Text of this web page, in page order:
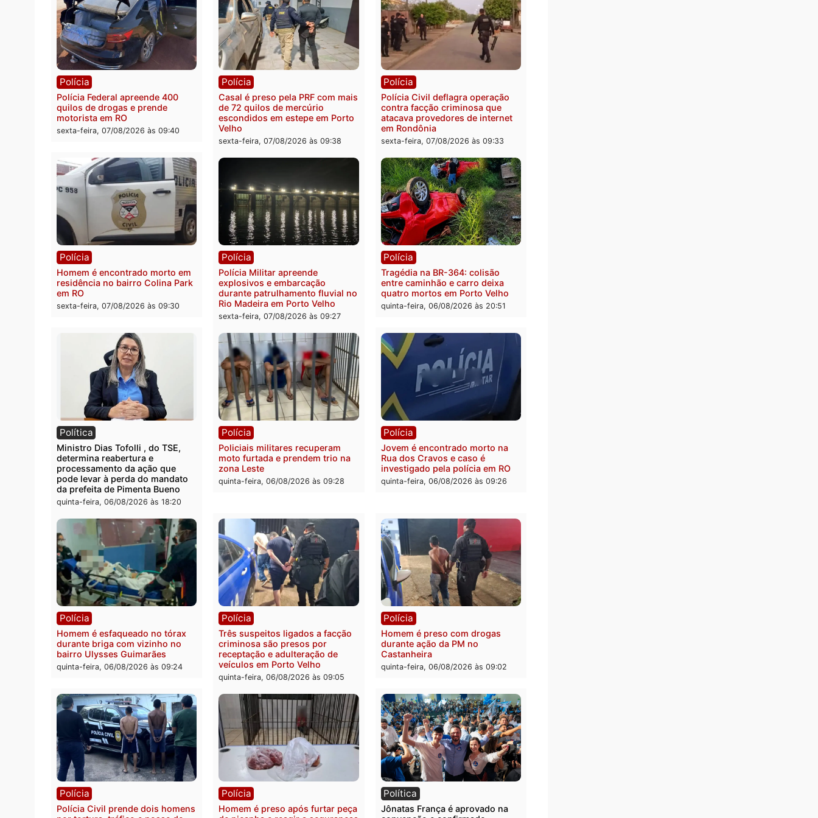
Política
Marcos Rogério apresenta Plano
de Governo com 228 projetos,
metas públicas e
acompanhamento de resultados
sexta-feira, 07/08/2026 às 18:49
Política
Eleições 2026: Pastor Evanildo
pode ser o primeiro pastor de
Rondônia na Câmara Federal
sexta-feira, 07/08/2026 às 18:36
Polícia
2 MILHÕES – Unnesa apresenta
operação alvo da PF
sexta-feira, 07/08/2026 às 12:24
Polícia
Polícia Federal apreende 400
quilos de drogas e prende
motorista em RO
sexta-feira, 07/08/2026 às 09:40
Polícia
Casal é preso pela PRF com mais
de 72 quilos de mercúrio
escondidos em estepe em Porto
Velho
sexta-feira, 07/08/2026 às 09:38
Polícia
contra facção criminosa que
atacava provedores de internet
em Rondônia
sexta-feira, 07/08/2026 às 09:33
Polícia
Homem é encontrado morto em
residência no bairro Colina Park
em RO
sexta-feira, 07/08/2026 às 09:30
Polícia
Polícia Militar apreende
explosivos e embarcação
durante patrulhamento fluvial no
Rio Madeira em Porto Velho
Tragédia na BR-364: colisão
entre caminhão e carro deixa
quatro mortos em Porto Velho
Política
Ministro Dias Tofolli , do TSE,
determina reabertura e
processamento da ação que
da prefeita de Pimenta Bueno
quinta-feira, 06/08/2026 às 18:20
Polícia
Policiais militares recuperam
moto furtada e prendem trio na
zona Leste
Polícia
Jovem é encontrado morto na
Rua dos Cravos e caso é
investigado pela polícia em RO